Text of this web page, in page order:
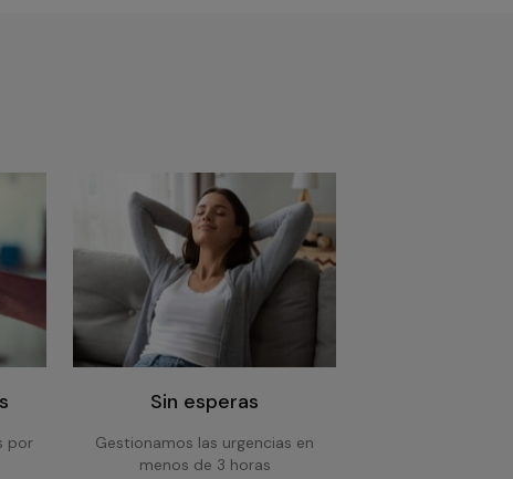
por
Sin esperas
Gestionamos las urgencias en
menos de 3 horas